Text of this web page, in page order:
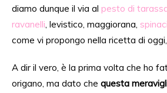
diamo dunque il via al pesto di
ravanelli, levistico, maggiorana, spinaci
come vi propongo nella ricetta di
A dir il vero, è la prima volta che ho
origano, ma dato che questa